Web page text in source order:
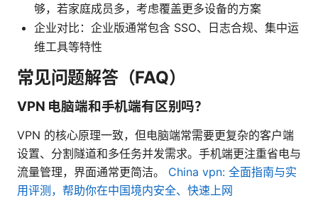
够，若家庭成员多，考虑覆盖更多设备的方案
企业对比：企业版通常包含 SSO、日志合规、集中运
维工具等特性
常见问题解答（FAQ）
VPN 电脑端和手机端有区别吗？
VPN 的核心原理一致，但电脑端常需要更复杂的客户端
设置、分割隧道和多任务并发需求。手机端更注重省电与
流量管理，界面通常更简洁。 China vpn: 全面指南与实
用评测，帮助你在中国境内安全、快速上网